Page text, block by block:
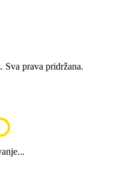
Sva prava pridržana.